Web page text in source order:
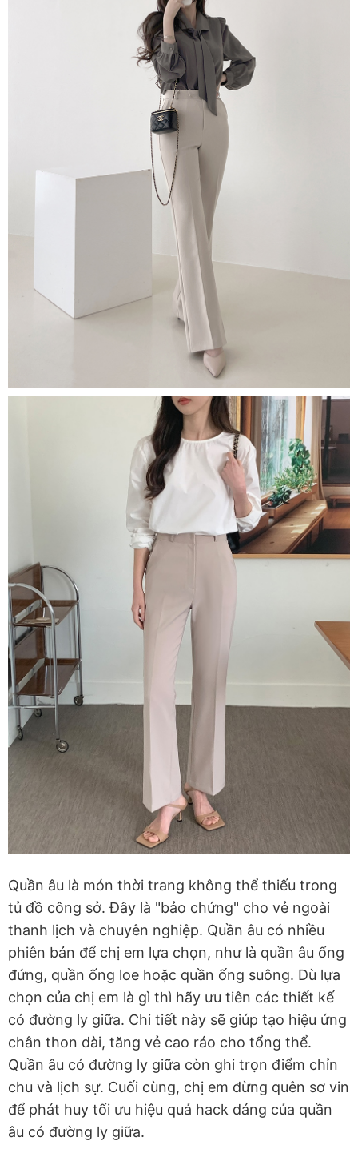
Quần âu là món thời trang không thể thiếu trong
tủ đồ công sở. Đây là "bảo chứng" cho vẻ ngoài
thanh lịch và chuyên nghiệp. Quần âu có nhiều
phiên bản để chị em lựa chọn, như là quần âu ống
đứng, quần ống loe hoặc quần ống suông. Dù lựa
chọn của chị em là gì thì hãy ưu tiên các thiết kế
có đường ly giữa. Chi tiết này sẽ giúp tạo hiệu ứng
chân thon dài, tăng vẻ cao ráo cho tổng thể.
Quần âu có đường ly giữa còn ghi trọn điểm chỉn
chu và lịch sự. Cuối cùng, chị em đừng quên sơ vin
để phát huy tối ưu hiệu quả hack dáng của quần
âu có đường ly giữa.